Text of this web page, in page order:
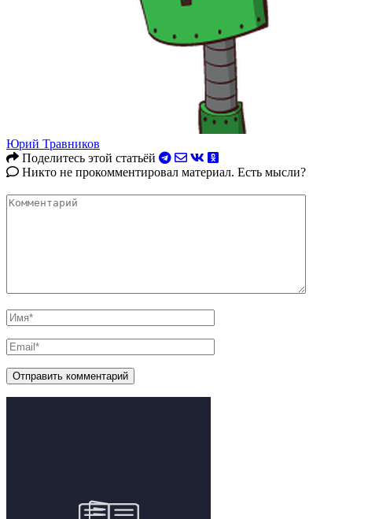
Юрий Травников
Поделитесь этой статьёй
Никто не прокомментировал материал. Есть мысли?